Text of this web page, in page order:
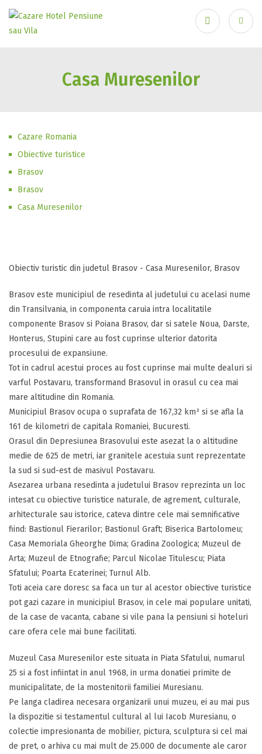
Ai uitat parola?
Casa Muresenilor
Cazare Romania
Obiective turistice
Brasov
Brasov
Casa Muresenilor
Obiectiv turistic din judetul Brasov - Casa Muresenilor, Brasov
Brasov este municipiul de resedinta al judetului cu acelasi nume
din Transilvania, in componenta caruia intra localitatile
componente Brasov si Poiana Brasov, dar si satele Noua, Darste,
Honterus, Stupini care au fost cuprinse ulterior datorita
procesului de expansiune.
Tot in cadrul acestui proces au fost cuprinse mai multe dealuri si
varful Postavaru, transformand Brasovul in orasul cu cea mai
mare altitudine din Romania.
Municipiul Brasov ocupa o suprafata de 167,32 km² si se afla la
161 de kilometri de capitala Romaniei, Bucuresti.
Orasul din Depresiunea Brasovului este asezat la o altitudine
medie de 625 de metri, iar granitele acestuia sunt reprezentate
la sud si sud-est de masivul Postavaru.
Asezarea urbana resedinta a judetului Brasov reprezinta un loc
intesat cu obiective turistice naturale, de agrement, culturale,
arhitecturale sau istorice, cateva dintre cele mai semnificative
fiind: Bastionul Fierarilor; Bastionul Graft; Biserica Bartolomeu;
Casa Memoriala Gheorghe Dima; Gradina Zoologica; Muzeul de
Arta; Muzeul de Etnografie; Parcul Nicolae Titulescu; Piata
Sfatului; Poarta Ecaterinei; Turnul Alb.
Toti aceia care doresc sa faca un tur al acestor obiective turistice
pot gazi cazare in municipiul Brasov, in cele mai populare unitati,
de la case de vacanta, cabane si vile pana la pensiuni si hoteluri
care ofera cele mai bune facilitati.
Muzeul Casa Muresenilor este situata in Piata Sfatului, numarul
25 si a fost infiintat in anul 1968, in urma donatiei primite de
municipalitate, de la mostenitorii familiei Muresianu.
Pe langa cladirea necesara organizarii unui muzeu, ei au mai pus
la dispozitie si testamentul cultural al lui Iacob Muresianu, o
colectie impresionanta de mobilier, pictura, sculptura si cel mai
de pret, o arhiva cu mai mult de 25.000 de documente ale caror